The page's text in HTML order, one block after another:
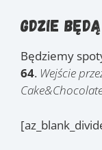
Gdzie
Będziemy
64. Wejście